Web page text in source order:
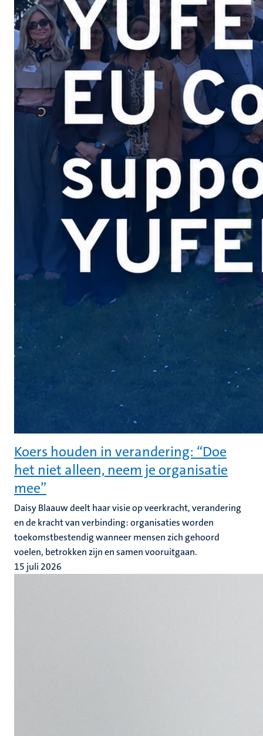
Koers houden in verandering: “Doe
het niet alleen, neem je organisatie
mee”
Daisy Blaauw deelt haar visie op veerkracht, verandering
en de kracht van verbinding: organisaties worden
toekomstbestendig wanneer mensen zich gehoord
voelen, betrokken zijn en samen vooruitgaan.
15 juli 2026